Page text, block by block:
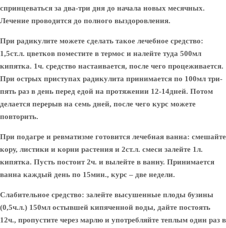
спринцеваться за два-три дня до начала новых месячных.
Лечение проводится до полного выздоровления.
При радикулите можете сделать такое лечебное средство:
1,5ст.л. цветков поместите в термос и налейте туда 500мл
кипятка. 1ч. средство настаивается, после чего процеживается.
При острых приступах радикулита принимается по 100мл три-
пять раз в день перед едой на протяжении 12-14дней. Потом
делается перерыв на семь дней, после чего курс можете
повторить.
При подагре и ревматизме готовится лечебная ванна: смешайте
кору, листики и корни растения и 2ст.л. смеси залейте 1л.
кипятка. Пусть постоит 2ч. и вылейте в ванну. Принимается
ванна каждый день по 15мин., курс – две недели.
Слабительное средство: залейте высушенные плоды бузины
(0,5ч.л.) 150мл остывшей кипяченной воды, дайте постоять
12ч., пропустите через марлю и употребляйте теплым один раз в